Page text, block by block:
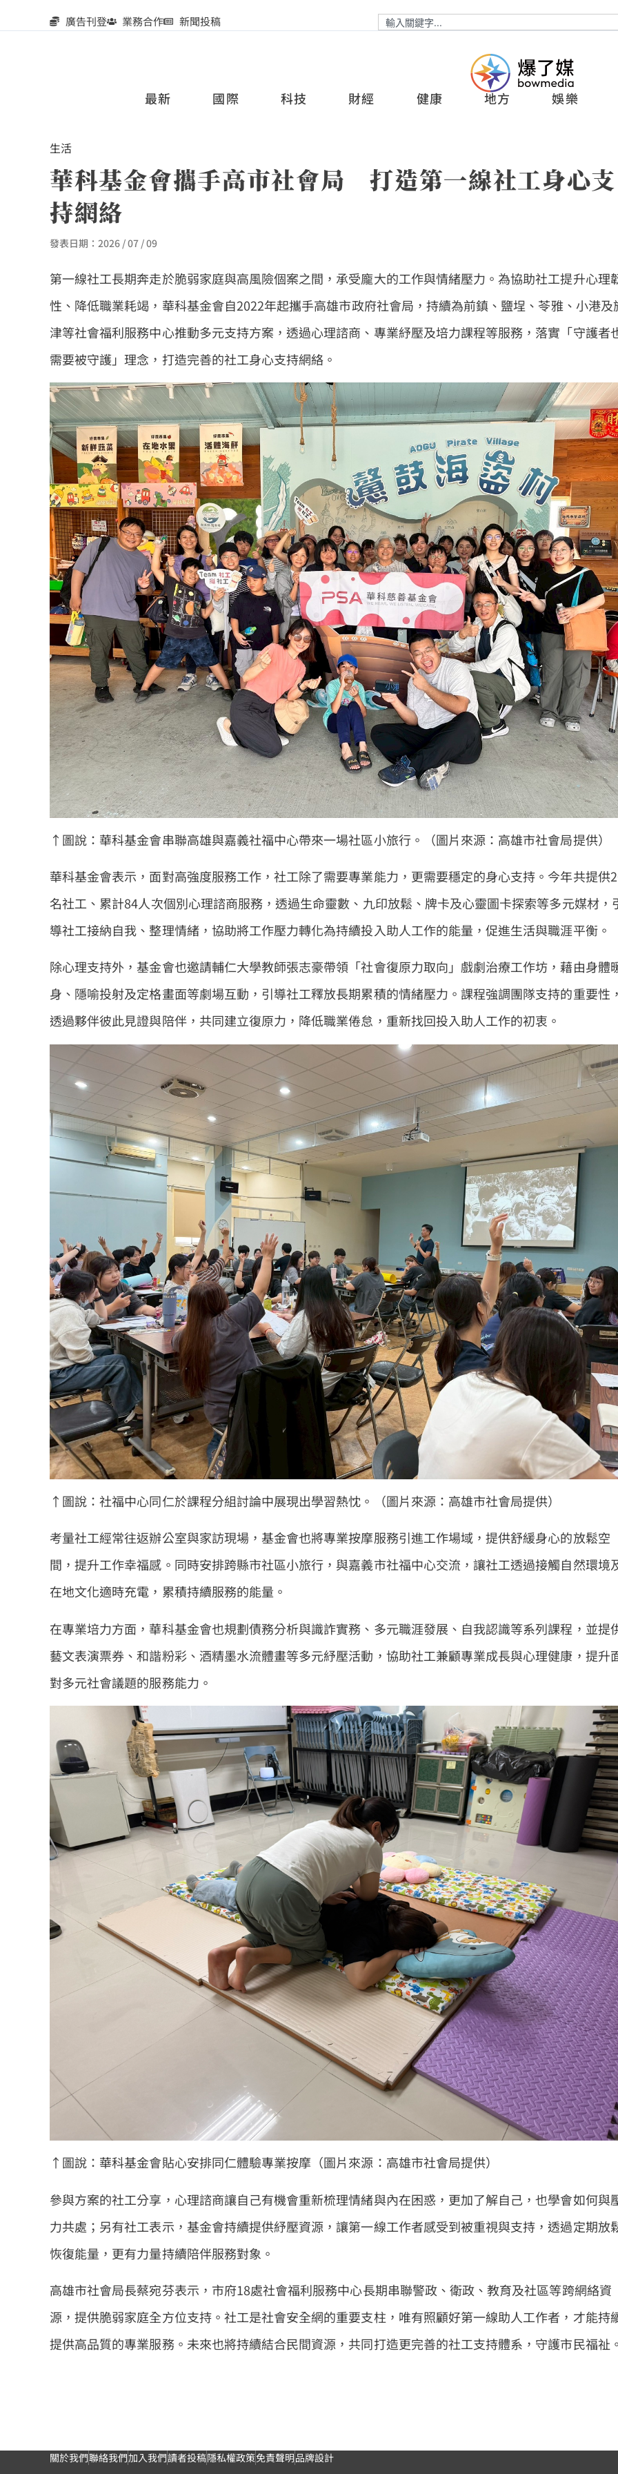
廣告刊登 業務合作 新聞投稿
最新 國際 科技 財經 健康 地方 娛樂
生活
華科基金會攜手高市社會局 打造第一線社工身心支
持網絡
發表日期： 2026 / 07 / 09
第一線社工長期奔走於脆弱家庭與高風險個案之間，承受龐大的工作與情緒壓力。為協助社工提升心理
性、降低職業耗竭，華科基金會自2022年起攜手高雄市政府社會局，持續為前鎮、鹽埕、苓雅、小港及
津等社會福利服務中心推動多元支持方案，透過心理諮商、專業紓壓及培力課程等服務，落實「守護者
需要被守護」理念，打造完善的社工身心支持網絡。
↑圖說：華科基金會串聯高雄與嘉義社福中心帶來一場社區小旅行。（圖片來源：高雄市社會局提供）
華科基金會表示，面對高強度服務工作，社工除了需要專業能力，更需要穩定的身心支持。今年共提供
名社工、累計84人次個別心理諮商服務，透過生命靈數、九印放鬆、牌卡及心靈圖卡探索等多元媒材，
導社工接納自我、整理情緒，協助將工作壓力轉化為持續投入助人工作的能量，促進生活與職涯平衡。
除心理支持外，基金會也邀請輔仁大學教師張志豪帶領「社會復原力取向」戲劇治療工作坊，藉由身體
身、隱喻投射及定格畫面等劇場互動，引導社工釋放長期累積的情緒壓力。課程強調團隊支持的重要性
透過夥伴彼此見證與陪伴，共同建立復原力，降低職業倦怠，重新找回投入助人工作的初衷。
↑圖說：社福中心同仁於課程分組討論中展現出學習熱忱。（圖片來源：高雄市社會局提供）
考量社工經常往返辦公室與家訪現場，基金會也將專業按摩服務引進工作場域，提供舒緩身心的放鬆空
間，提升工作幸福感。同時安排跨縣市社區小旅行，與嘉義市社福中心交流，讓社工透過接觸自然環境
在地文化適時充電，累積持續服務的能量。
在專業培力方面，華科基金會也規劃債務分析與識詐實務、多元職涯發展、自我認識等系列課程，並提
藝文表演票券、和諧粉彩、酒精墨水流體畫等多元紓壓活動，協助社工兼顧專業成長與心理健康，提升
對多元社會議題的服務能力。
↑圖說：華科基金會貼心安排同仁體驗專業按摩（圖片來源：高雄市社會局提供）
參與方案的社工分享，心理諮商讓自己有機會重新梳理情緒與內在困惑，更加了解自己，也學會如何與
力共處；另有社工表示，基金會持續提供紓壓資源，讓第一線工作者感受到被重視與支持，透過定期放
恢復能量，更有力量持續陪伴服務對象。
高雄市社會局長蔡宛芬表示，市府18處社會福利服務中心長期串聯警政、衛政、教育及社區等跨網絡資
源，提供脆弱家庭全方位支持。社工是社會安全網的重要支柱，唯有照顧好第一線助人工作者，才能持
提供高品質的專業服務。未來也將持續結合民間資源，共同打造更完善的社工支持體系，守護市民福祉
關於我們聯絡我們加入我們讀者投稿隱私權政策免責聲明品牌設計